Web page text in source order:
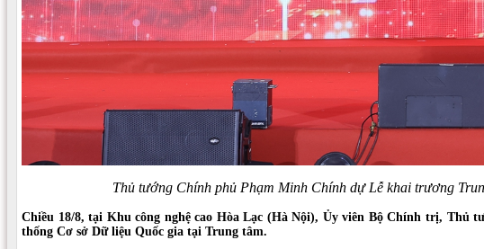
Thủ tướng Chính phủ Phạm Minh Chính dự Lễ khai trương
Chiều 18/8, tại Khu công nghệ cao Hòa Lạc (Hà Nội), Ủy viên Bộ Chính trị,
thống Cơ sở Dữ liệu Quốc gia tại Trung tâm.